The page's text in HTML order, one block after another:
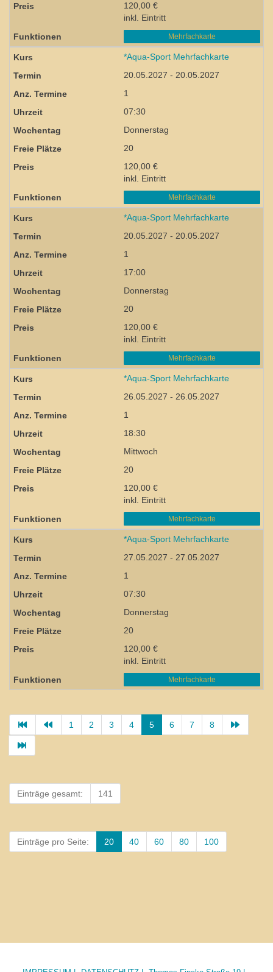
120,00 €
inkl. Eintritt
Mehrfachkarte
*Aqua-Sport Mehrfachkarte
20.05.2027 - 20.05.2027
1
07:30
Donnerstag
20
120,00 €
inkl. Eintritt
Mehrfachkarte
*Aqua-Sport Mehrfachkarte
20.05.2027 - 20.05.2027
1
17:00
Donnerstag
20
120,00 €
inkl. Eintritt
Mehrfachkarte
*Aqua-Sport Mehrfachkarte
26.05.2027 - 26.05.2027
1
18:30
Mittwoch
20
120,00 €
inkl. Eintritt
Mehrfachkarte
*Aqua-Sport Mehrfachkarte
27.05.2027 - 27.05.2027
1
07:30
Donnerstag
20
120,00 €
inkl. Eintritt
Mehrfachkarte
1 2 3 4 5 6 7 8
Einträge gesamt: 141
Einträge pro Seite: 20 40 60 80 100